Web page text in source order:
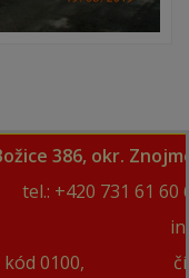
386, okr.
tel.: +420 731 61
kód 0100, č